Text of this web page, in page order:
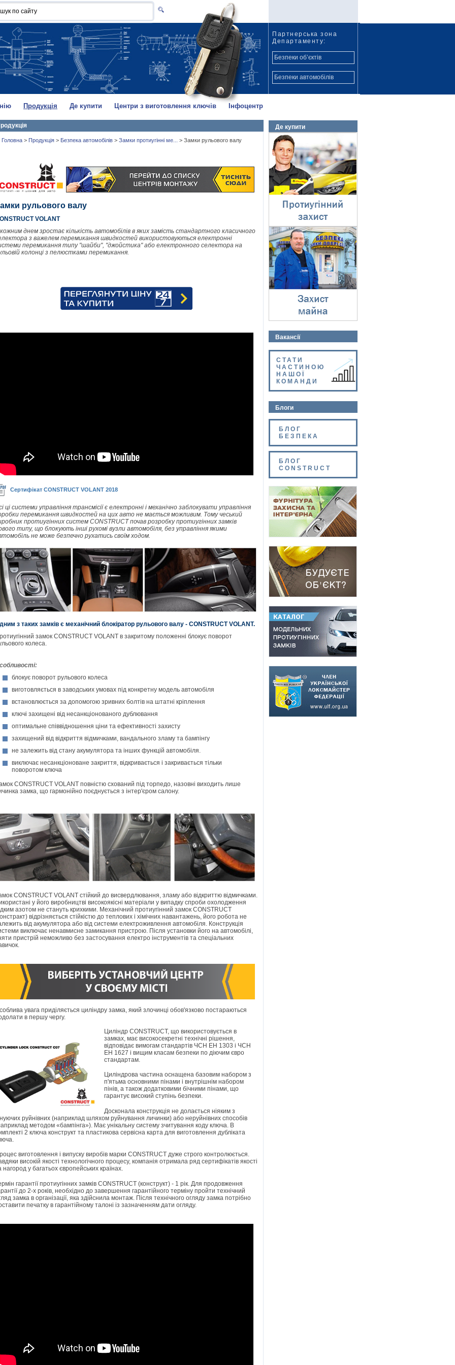
Партнерська зона
Департаменту:
Безпеки об’єктів
Безпеки автомобілів
Продукція Де купити Центри з виготовлення ключів Інфоцентр
Головна > Продукція > Безпека автомобілів > Замки протиугінні ме... > Замки рульового валу
рульового валу
VOLANT
днем зростає кількість автомобілів в яких замість стандартного класичного
з важелем перемикання швидкостей використовуються електронні
перемикання типу "шайби", "джойстика" або електронного селектора на
колонці з пелюстками перемикання.
Сертифікат CONSTRUCT VOLANT 2018
ці системи управління трансмісії є електронні і механічно заблокувати управління
перемикання швидкостей на цих авто не мається можливим. Тому чеський
протиугінних систем CONSTRUCT почав розробку протиугінних замків
типу, що блокують інші рухомі вузли автомобіля, без управління якими
не може безпечно рухатись своїм ходом.
з таких замків є механічний блокіратор рульового валу - CONSTRUCT VOLANT.
замок CONSTRUCT VOLANT в закритому положенні блокує поворот
колеса.
блокує поворот рульового колеса
виготовляється в заводських умовах під конкретну модель автомобіля
встановлюється за допомогою зривних болтів на штатні кріплення
ключі захищені від несанкціонованого дублювання
оптимальне співвідношення ціни та ефективності захисту
захищений від відкриття відмичками, вандального зламу та бампінгу
не залежить від стану акумулятора та інших функцій автомобіля.
виключає несанкціоноване закриття, відкривається і закривається тільки
поворотом ключа
CONSTRUCT VOLANT повністю схований під торпедо, назовні виходить лише
замка, що гармонійно поєднується з інтер'єром салону.
CONSTRUCT VOLANT стійкий до висвердлювання, зламу або відкриттю відмичками.
у його виробництві високоякісні матеріали у випадку спроби охолодження
азотом не стануть крихкими. Механічний протиугінний замок CONSTRUCT
відрізняється стійкістю до теплових і хімічних навантажень, його робота не
від акумулятора або від системи електроживлення автомобіля. Конструкція
виключає ненавмисне замикання пристрою. Після установки його на автомобілі,
пристрій неможливо без застосування електро інструментів та спеціальних
увага приділяється циліндру замка, який злочинці обов'язково постараються
в першу чергу.
Циліндр CONSTRUCT, що використовується в
замках, має високосекретні технічні рішення,
відповідає вимогам стандартів ЧСН ЕН 1303 і ЧСН
ЕН 1627 і вищим класам безпеки по діючим євро
стандартам.
Циліндрова частина оснащена базовим набором з
п'ятьма основними пінами і внутрішнім набором
пінів, а також додатковими бічними пінами, що
гарантує високий ступінь безпеки.
Досконала конструкція не долається ніяким з
руйнівних (наприклад шляхом руйнування личинки) або неруйнівних способів
методом «бампінга»). Має унікальну систему зчитування коду ключа. В
2 ключа конструкт та пластикова сервісна карта для виготовлення дубліката
виготовлення і випуску виробів марки CONSTRUCT дуже строго контролюється.
високій якості технологічного процесу, компанія отримала ряд сертифікатів якості
нагород у багатьох європейських країнах.
гарантії протиугінних замків CONSTRUCT (конструкт) - 1 рік. Для продовження
до 2-х років, необхідно до завершення гарантійного терміну пройти технічний
замка в організації, яка здійснила монтаж. Після технічного огляду замка потрібно
печатку в гарантійному талоні із зазначенням дати огляду.
Де купити
Протиугінний захист
⇓
Захист майна
⇓
Вакансії
СТАТИ
ЧАСТИНОЮ
НАШОЇ
КОМАНДИ
Блоги
БЛОГ
БЕЗПЕКА
БЛОГ
CONSTRUCT